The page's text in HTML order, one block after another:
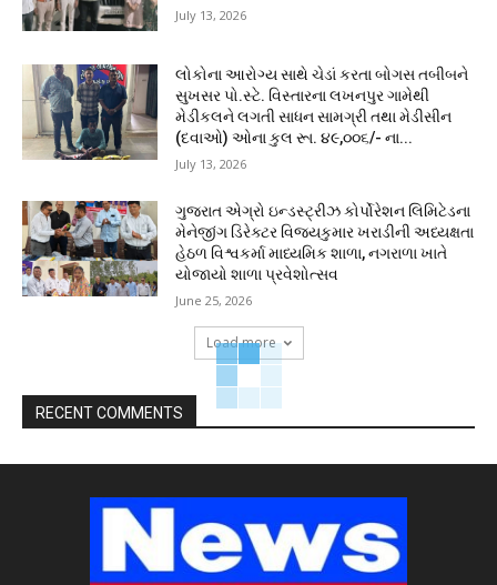
July 13, 2026
લોકોના આરોગ્ય સાથે ચેડાં કરતા બોગસ તબીબને
સુખસર પો.સ્ટે. વિસ્તારના લખનપુર ગામેથી
મેડીકલને લગતી સાધન સામગ્રી તથા મેડીસીન
(દવાઓ) ઓના કુલ રૂા. ૪૯,૦૦૬/- ના...
July 13, 2026
ગુજરાત એગ્રો ઇન્ડસ્ટ્રીઝ કોર્પોરેશન લિમિટેડના
મેનેજીંગ ડિરેક્ટર વિજયકુમાર ખરાડીની અધ્યક્ષતા
હેઠળ વિશ્વકર્મા માધ્યમિક શાળા, નગરાળા ખાતે
યોજાયો શાળા પ્રવેશોત્સવ
June 25, 2026
Load more
RECENT COMMENTS